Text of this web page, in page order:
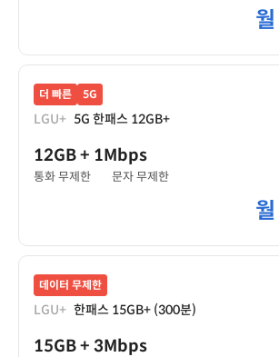
월
더 빠른 5G
LGU+ 5G 한패스 12GB+
12GB+ 1Mbps
통화 무제한 문자 무제한
월
데이터 무제한
LGU+ 한패스 15GB+ (300분)
15GB+ 3Mbps